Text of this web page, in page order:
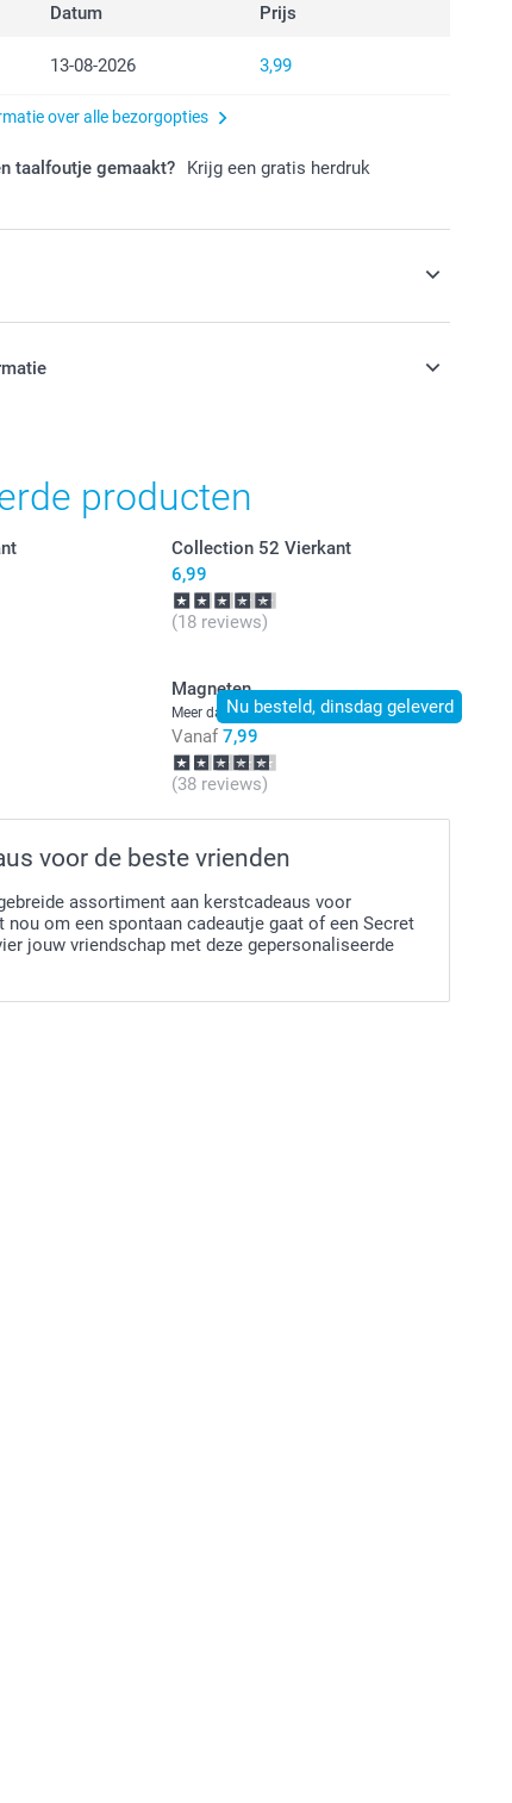
Datum Prijs
13-08-2026 3,99
over alle bezorgopties
taalfoutje gemaakt? Krijg een gratis herdruk
producten
Collection 52 Vierkant
6,99
(18 reviews)
Nu besteld, dinsdag geleverd
Magneten
Meer dan 10 varianten
Vanaf 7,99
(38 reviews)
voor de beste vrienden
assortiment aan kerstcadeaus voor
nou om een spontaan cadeautje gaat of een Secret
jouw vriendschap met deze gepersonaliseerde